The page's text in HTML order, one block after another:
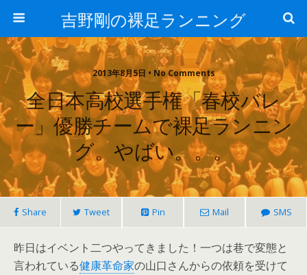
吉野剛の裸足ランニング
2013年8月5日 • No Comments
全日本高校選手権「春校バレ
ー」優勝チームで裸足ランニン
グ。やばい。。。
Share Tweet Pin Mail SMS
昨日はイベント二つやってきました！一つは巷で変態と
言われている健康革命家の山口さんからの依頼を受けて